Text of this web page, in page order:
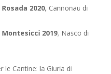
Rosada 2020, Cannonau di
Montesicci 2019, Nasco di
le Cantine: la Giuria di